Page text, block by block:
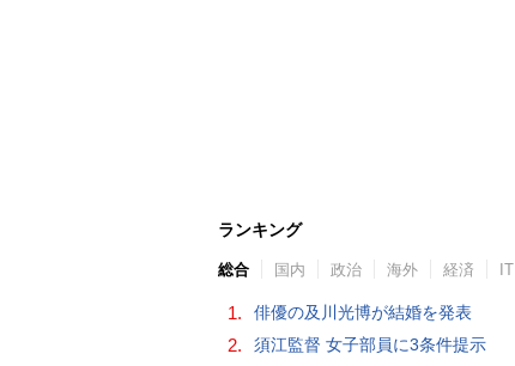
ランキング
総合 国内 政治 海外 経済 IT
1. 俳優の及川光博が結婚を発表
2. 須江監督 女子部員に3条件提示